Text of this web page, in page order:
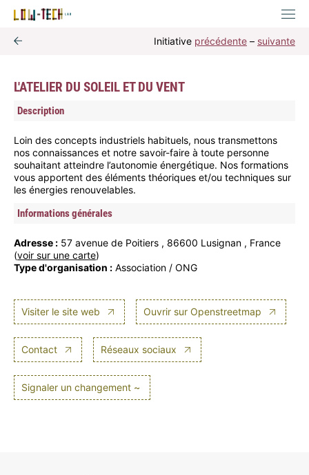
Initiative précédente – suivante
L'ATELIER DU SOLEIL ET DU VENT
Description
Loin des concepts industriels habituels, nous transmettons
nos connaissances et notre savoir-faire à toute personne
souhaitant atteindre l’autonomie énergétique. Nos formations
vous apportent des éléments théoriques et/ou techniques sur
les énergies renouvelables.
Informations générales
Adresse : 57 avenue de Poitiers , 86600 Lusignan , France
(voir sur une carte)
Type d'organisation : Association / ONG
Visiter le site web Ouvrir sur Openstreetmap
Contact Réseaux sociaux
Signaler un changement ~